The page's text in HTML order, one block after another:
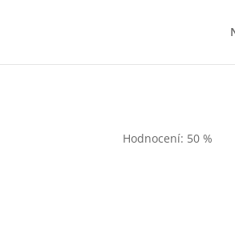
Hodnocení: 50 %